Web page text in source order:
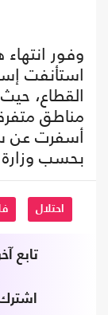
استأنفت
القطاع،
مناطق
أسفرت عن
بحسب
احتلال
تابع